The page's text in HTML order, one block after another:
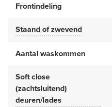
Frontindeling
Staand of zwevend
Aantal waskommen
Soft close
(zachtsluitend)
deuren/lades